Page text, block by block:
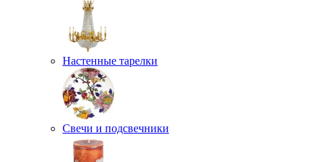
Настенные тарелки
Свечи и подсвечники